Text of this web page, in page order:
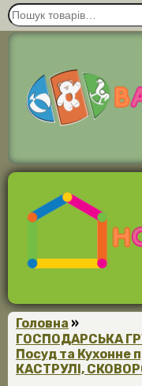
Головна »
ГОСПОДАРСЬКА
Посуд та Кухонне
КАСТРУЛІ,